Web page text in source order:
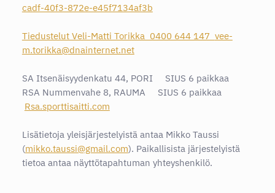
cadf-40f3-872e-e45f7134af3b
Tiedustelut Veli-Matti Torikka 0400 644 147 vee-
m.torikka@dnainternet.net
SA Itsenäisyydenkatu 44, PORI SIUS 6 paikkaa
RSA Nummenvahe 8, RAUMA SIUS 6 paikkaa
Rsa.sporttisaitti.com
Lisätietoja yleisjärjestelyistä antaa Mikko Taussi
(mikko.taussi@gmail.com). Paikallisista järjestelyistä
tietoa antaa näyttötapahtuman yhteyshenkilö.